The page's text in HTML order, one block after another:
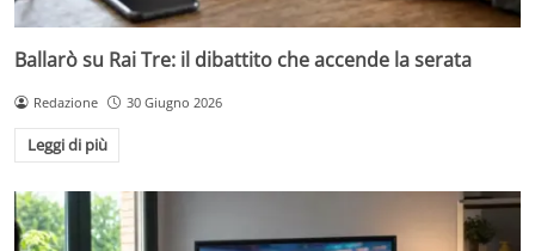
Ballarò su Rai Tre: il dibattito che accende la serata
Redazione 30 Giugno 2026
Leggi di più